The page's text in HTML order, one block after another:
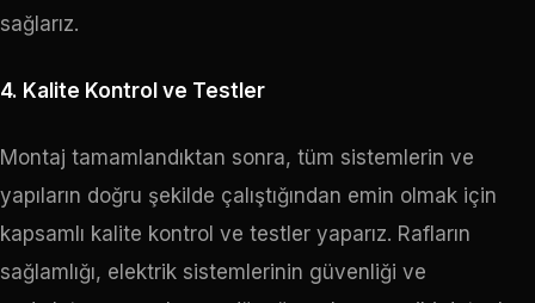
sağlarız.
4. Kalite Kontrol ve Testler
Montaj tamamlandıktan sonra, tüm sistemlerin ve
yapıların doğru şekilde çalıştığından emin olmak için
kapsamlı kalite kontrol ve testler yaparız. Rafların
sağlamlığı, elektrik sistemlerinin güvenliği ve